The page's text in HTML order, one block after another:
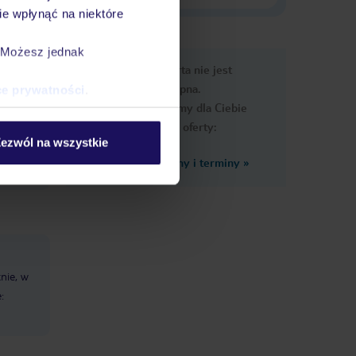
wpłynąć na niektóre
jednak
prywatności
na wszystkie
w
Ups, ta oferta nie jest
dostępna.
Przygotowaliśmy dla Ciebie
podobne oferty:
Zobacz inne ceny i terminy »